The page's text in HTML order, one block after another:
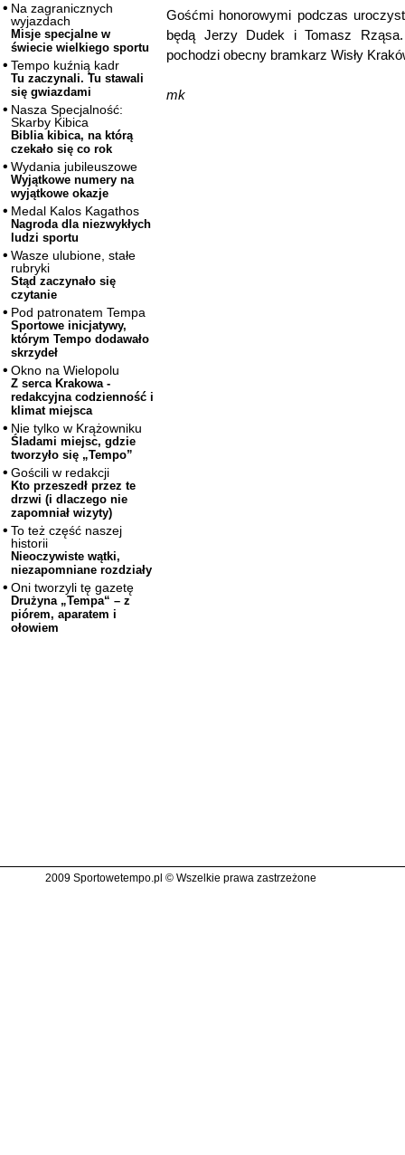
Na zagranicznych
wyjazdach
Misje specjalne w
świecie wielkiego sportu
Tempo kuźnią kadr
Tu zaczynali. Tu stawali
się gwiazdami
Nasza Specjalność:
Skarby Kibica
Biblia kibica, na którą
czekało się co rok
Wydania jubileuszowe
Wyjątkowe numery na
wyjątkowe okazje
Medal Kalos Kagathos
Nagroda dla niezwykłych
ludzi sportu
Wasze ulubione, stałe
rubryki
Stąd zaczynało się
czytanie
Pod patronatem Tempa
Sportowe inicjatywy,
którym Tempo dodawało
skrzydeł
Okno na Wielopolu
Z serca Krakowa -
redakcyjna codzienność i
klimat miejsca
Nie tylko w Krążowniku
Śladami miejsc, gdzie
tworzyło się „Tempo”
Gościli w redakcji
Kto przeszedł przez te
drzwi (i dlaczego nie
zapomniał wizyty)
To też część naszej
historii
Nieoczywiste wątki,
niezapomniane rozdziały
Oni tworzyli tę gazetę
Drużyna „Tempa“ – z
piórem, aparatem i
ołowiem
Gośćmi honorowymi podczas
będą Jerzy Dudek i Tomasz
pochodzi obecny bramkarz Wisły
mk
2009 Sportowetempo.pl © Wszelkie prawa zastrzeżone